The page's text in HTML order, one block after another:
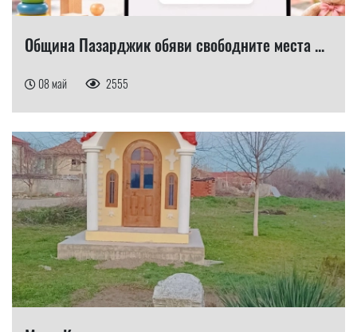
Община Пазарджик обяви свободните места ...
08 май 2555